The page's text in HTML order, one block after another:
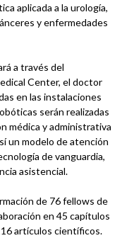
aplicada a la urología,
y enfermedades
a través del
Center, el doctor
en las instalaciones
serán realizadas
médica y administrativa
un modelo de atención
de vanguardia,
asistencial.
de 76 fellows de
en 45 capítulos
artículos científicos.